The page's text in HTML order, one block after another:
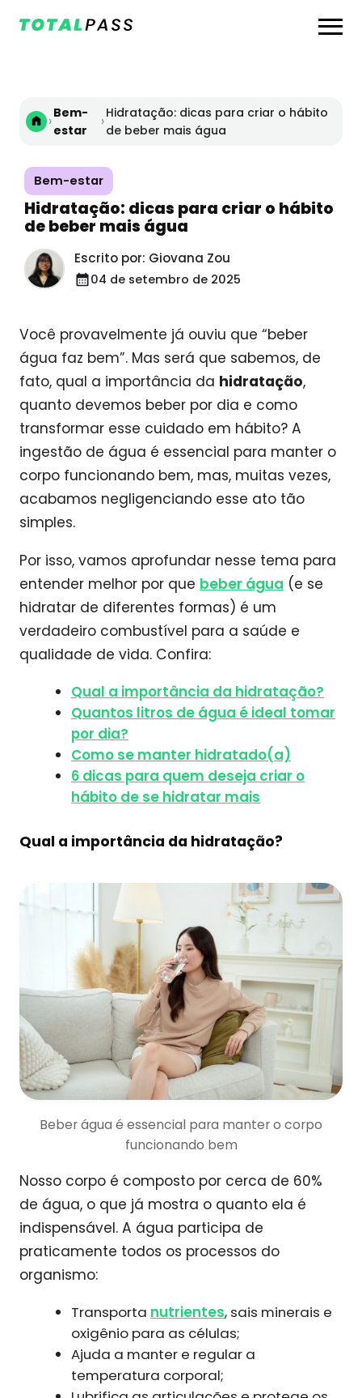
›Bem-
estar
›Hidratação: dicas para criar o hábito
de beber mais água
Bem-estar
Hidratação: dicas para criar o hábito
de beber mais água
Escrito por: Giovana Zou
04 de setembro de 2025
Você provavelmente já ouviu que “beber
água faz bem”. Mas será que sabemos, de
fato, qual a importância da hidratação,
quanto devemos beber por dia e como
transformar esse cuidado em hábito? A
ingestão de água é essencial para manter o
corpo funcionando bem, mas, muitas vezes,
acabamos negligenciando esse ato tão
simples.
Por isso, vamos aprofundar nesse tema para
entender melhor por que beber água (e se
hidratar de diferentes formas) é um
verdadeiro combustível para a saúde e
qualidade de vida. Confira:
Qual a importância da hidratação?
Quantos litros de água é ideal tomar
por dia?
Como se manter hidratado(a)
6 dicas para quem deseja criar o
hábito de se hidratar mais
Qual a importância da hidratação?
Beber água é essencial para manter o corpo
funcionando bem
Nosso corpo é composto por cerca de 60%
de água, o que já mostra o quanto ela é
indispensável. A água participa de
praticamente todos os processos do
organismo:
Transporta nutrientes, sais minerais e
oxigênio para as células;
Ajuda a manter e regular a
temperatura corporal;